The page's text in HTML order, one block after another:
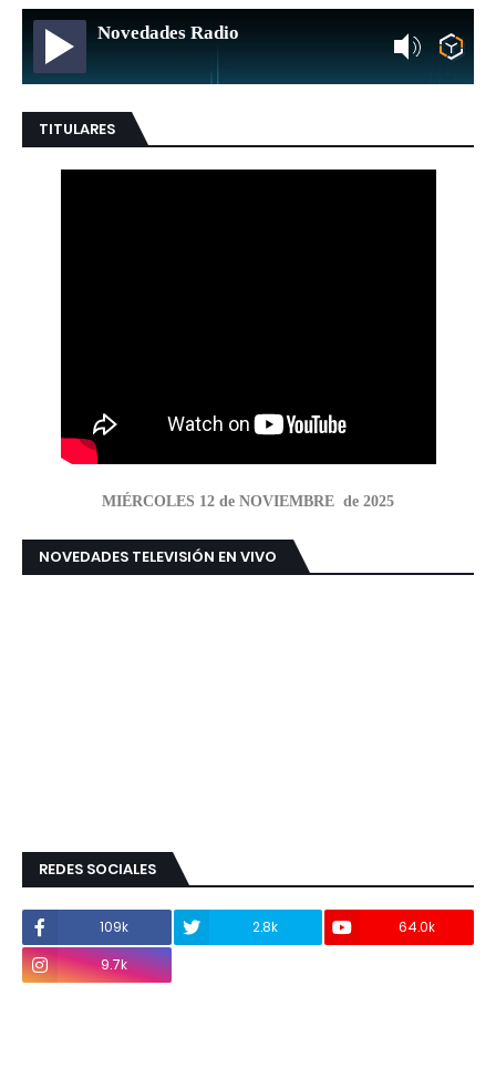
Novedades Radio
TITULARES
MIÉRCOLES 12 de NOVIEMBRE de 2025
NOVEDADES TELEVISIÓN EN VIVO
REDES SOCIALES
109k 2.8k
64.0k
9.7k